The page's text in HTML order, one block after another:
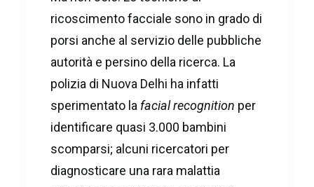
ricoscimento facciale sono in grado di
porsi anche al servizio delle pubbliche
autorità e persino della ricerca. La
polizia di Nuova Delhi ha infatti
sperimentato la facial recognition per
identificare quasi 3.000 bambini
scomparsi; alcuni ricercatori per
diagnosticare una rara malattia